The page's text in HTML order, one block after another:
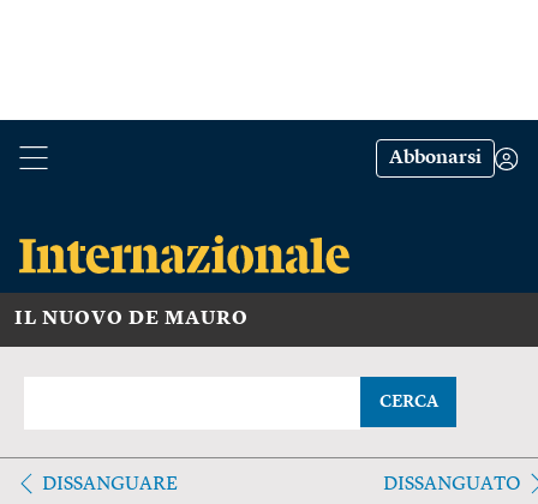
Abbonarsi
IL NUOVO DE MAURO
CERCA
DISSANGUARE DISSANGUATO